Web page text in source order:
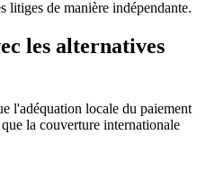
litiges de manière indépendante.
les alternatives
l'adéquation locale du paiement
la couverture internationale